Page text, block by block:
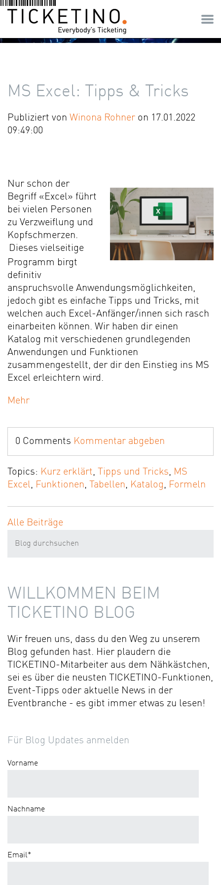
MS Excel: Tipps & Tricks
Publiziert von Winona Rohner on 17.01.2022
09:49:00
Nur schon der
Begriff «Excel» führt
bei vielen Personen
zu Verzweiflung und
Kopfschmerzen.
Dieses vielseitige
Programm birgt
definitiv
anspruchsvolle Anwendungsmöglichkeiten,
jedoch gibt es einfache Tipps und Tricks, mit
welchen auch Excel-Anfänger/innen sich rasch
einarbeiten können. Wir haben dir einen
Katalog mit verschiedenen grundlegenden
Anwendungen und Funktionen
zusammengestellt, der dir den Einstieg ins MS
Excel erleichtern wird.
Mehr
0 Comments Kommentar abgeben
Topics: Kurz erklärt, Tipps und Tricks, MS
Excel, Funktionen, Tabellen, Katalog, Formeln
Alle Beiträge
WILLKOMMEN BEIM
TICKETINO BLOG
Wir freuen uns, dass du den Weg zu unserem
Blog gefunden hast. Hier plaudern die
TICKETINO-Mitarbeiter aus dem Nähkästchen,
sei es über die neusten TICKETINO-Funktionen,
Event-Tipps oder aktuelle News in der
Eventbranche - es gibt immer etwas zu lesen!
Für Blog Updates anmelden
Vorname
Nachname
Email*